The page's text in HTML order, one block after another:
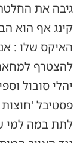
גיבה את
קינג אף הוא
האיקס שלו :
להצטרף
יהלי סובול
פסטיבל
לתת במה למי